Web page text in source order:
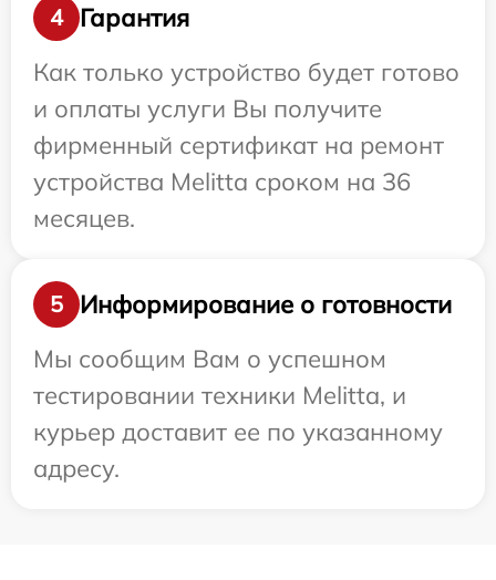
4
Гарантия
Как только устройство будет готово
и оплаты услуги Вы получите
фирменный сертификат на ремонт
устройства Melitta сроком на 36
месяцев.
5
Информирование о готовности
Мы сообщим Вам о успешном
тестировании техники Melitta, и
курьер доставит ее по указанному
адресу.